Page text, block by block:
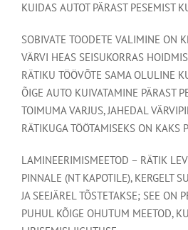
KUIDAS AUTOT PÄRAST PESEMIST
SOBIVATE TOODETE VALIMINE ON
VÄRVI HEAS SEISUKORRAS
RÄTIKU TÖÖVÕTE SAMA OLULINE
ÕIGE AUTO KUIVATAMINE PÄRAST
TOIMUMA VARJUS, JAHEDAL
RÄTIKUGA TÖÖTAMISEKS ON KAKS
LAMINEERIMISMEETOD – RÄTIK
PINNALE (NT KAPOTILE), KERGELT
JA SEEJÄREL TÕSTETAKSE; SEE ON
PUHUL KÕIGE OHUTUM MEETOD,